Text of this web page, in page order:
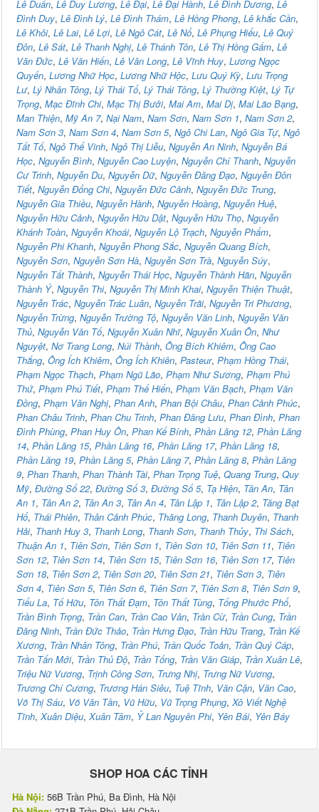
Lê Duẩn, Lê Duy Lương, Lê Đại, Lê Đại Hành, Lê Đình Dương, Lê
Đình Duy, Lê Đình Lý, Lê Đình Thám, Lê Hồng Phong, Lê khắc Cần,
Lê Khôi, Lê Lai, Lê Lợi, Lê Ngô Cát, Lê Nổ, Lê Phụng Hiểu, Lê Quý
Đôn, Lê Sát, Lê Thanh Nghị, Lê Thánh Tôn, Lê Thị Hồng Gấm, Lê
Văn Đức, Lê Văn Hiến, Lê Văn Long, Lê Vĩnh Huy, Lương Ngọc
Quyến, Lương Nhữ Học, Lương Nhữ Hộc, Lưu Quý Kỳ, Lưu Trọng
Lư, Lý Nhân Tông, Lý Thái Tổ, Lý Thái Tông, Lý Thường Kiệt, Lý Tự
Trọng, Mạc Đĩnh Chi, Mạc Thị Bưởi, Mai Am, Mai Dị, Mai Lão Bạng,
Man Thiện, Mỹ An 7, Nại Nam, Nam Sơn, Nam Sơn 1, Nam Sơn 2,
Nam Sơn 3, Nam Sơn 4, Nam Sơn 5, Ngô Chi Lan, Ngô Gia Tự, Ngô
Tất Tố, Ngô Thế Vinh, Ngô Thị Liễu, Nguyễn An Ninh, Nguyễn Bá
Học, Nguyễn Bình, Nguyễn Cao Luyện, Nguyễn Chí Thanh, Nguyễn
Cư Trinh, Nguyễn Du, Nguyễn Dữ, Nguyễn Đăng Đạo, Nguyễn Đôn
Tiết, Nguyễn Đổng Chi, Nguyễn Đức Cảnh, Nguyễn Đức Trung,
Nguyễn Gia Thiều, Nguyễn Hành, Nguyễn Hoàng, Nguyễn Huệ,
Nguyễn Hữu Cảnh, Nguyễn Hữu Dật, Nguyễn Hữu Thọ, Nguyễn
Khánh Toàn, Nguyễn Khoái, Nguyễn Lộ Trạch, Nguyễn Phẩm,
Nguyễn Phi Khanh, Nguyễn Phong Sắc, Nguyễn Quang Bích,
Nguyễn Sơn, Nguyễn Sơn Hà, Nguyễn Sơn Trà, Nguyễn Súy,
Nguyễn Tất Thành, Nguyễn Thái Học, Nguyễn Thành Hãn, Nguyễn
Thành Ý, Nguyễn Thi, Nguyễn Thị Minh Khai, Nguyễn Thiện Thuật,
Nguyễn Trác, Nguyễn Trác Luân, Nguyễn Trãi, Nguyễn Tri Phương,
Nguyễn Trừng, Nguyễn Trường Tộ, Nguyễn Văn Linh, Nguyễn Văn
Thủ, Nguyễn Văn Tố, Nguyễn Xuân Nhĩ, Nguyễn Xuân Ôn, Như
Nguyệt, Nơ Trang Long, Núi Thành, Ông Bích Khiêm, Ông Cao
Thắng, Ông Ích Khiêm, Ông Ích Khiên, Pasteur, Phạm Hồng Thái,
Phạm Ngọc Thạch, Phạm Ngũ Lão, Phạm Như Sương, Phạm Phú
Thứ, Phạm Phú Tiết, Phạm Thế Hiển, Phạm Văn Bạch, Phạm Văn
Đồng, Phạm Văn Nghị, Phan Anh, Phan Bội Châu, Phan Cảnh Phúc,
Phan Châu Trinh, Phan Chu Trinh, Phan Đăng Lưu, Phan Đình, Phan
Đình Phùng, Phan Huy Ôn, Phan Kế Bính, Phần Lăng 12, Phần Lăng
14, Phần Lăng 15, Phần Lăng 16, Phần Lăng 17, Phần Lăng 18,
Phần Lăng 19, Phần Lăng 5, Phần Lăng 7, Phần Lăng 8, Phần Lăng
9, Phan Thanh, Phan Thành Tài, Phan Trọng Tuệ, Quang Trung, Quy
Mỹ, Đường Số 22, Đường Số 3, Đường Số 5, Tạ Hiện, Tân An, Tân
An 1, Tân An 2, Tân An 3, Tân An 4, Tân Lập 1, Tân Lập 2, Tăng Bạt
Hổ, Thái Phiên, Thân Cảnh Phúc, Thăng Long, Thanh Duyên, Thanh
Hải, Thanh Huy 3, Thanh Long, Thanh Sơn, Thanh Thủy, Thi Sách,
Thuận An 1, Tiên Sơn, Tiên Sơn 1, Tiên Sơn 10, Tiên Sơn 11, Tiên
Sơn 12, Tiên Sơn 14, Tiên Sơn 15, Tiên Sơn 16, Tiên Sơn 17, Tiên
Sơn 18, Tiên Sơn 2, Tiên Sơn 20, Tiên Sơn 21, Tiên Sơn 3, Tiên
Sơn 4, Tiên Sơn 5, Tiên Sơn 6, Tiên Sơn 7, Tiên Sơn 8, Tiên Sơn 9,
Tiểu La, Tố Hữu, Tôn Thất Đạm, Tôn Thất Tùng, Tống Phước Phổ,
Trần Bình Trọng, Trần Can, Trần Cao Vân, Trần Cừ, Trần Cung, Trần
Đăng Ninh, Trần Đức Thảo, Trần Hưng Đạo, Trần Hữu Trang, Trần Kế
Xương, Trần Nhân Tông, Trần Phú, Trần Quốc Toản, Trần Quý Cáp,
Trần Tấn Mới, Trần Thủ Độ, Trần Tống, Trần Văn Giáp, Trần Xuân Lê,
Triệu Nữ Vương, Trịnh Công Sơn, Trưng Nhị, Trưng Nữ Vương,
Trương Chí Cương, Trương Hán Siêu, Tuệ Tĩnh, Văn Cận, Văn Cao,
Võ Thị Sáu, Võ Văn Tần, Vũ Hữu, Vũ Trọng Phụng, Xô Viết Nghệ
Tĩnh, Xuân Diệu, Xuân Tâm, Ỷ Lan Nguyên Phi, Yên Bái, Yên Báy
SHOP HOA CÁC TỈNH
Hà Nội: 56B Trần Phú, Ba Đình, Hà Nội